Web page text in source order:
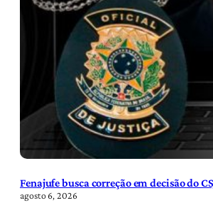
Fenajufe busca correção em decisão do
agosto 6, 2026